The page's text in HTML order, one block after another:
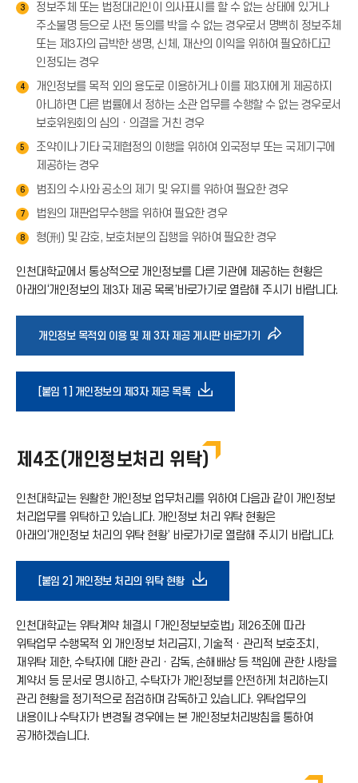
3
정보주체 또는 법정대리인이 의사표시를 할 수 없는 상태에 있거나
주소불명 등으로 사전 동의를 박을 수 없는 경우로서 명백히 정보주체
또는 제3자의 급박한 생명, 신체, 재산의 이익을 위하여 필요하다고
인정되는 경우
4
개인정보를 목적 외의 용도로 이용하거나 이를 제3자에게 제공하지
아니하면 다른 법률에서 정하는 소관 업무를 수행할 수 없는 경우로서
보호위원회의 심의ㆍ의결을 거친 경우
5
조약이나 기타 국제협정의 이행을 위하여 외국정부 또는 국제기구에
제공하는 경우
6 범죄의 수사와 공소의 제기 및 유지를 위하여 필요한 경우
7 법원의 재판업무수행을 위하여 필요한 경우
8 형(刑) 및 감호, 보호처분의 집행을 위하여 필요한 경우
인천대학교에서 통상적으로 개인정보를 다른 기관에 제공하는 현황은
아래의‘개인정보의 제3자 제공 목록’바로가기로 열람해 주시기 바랍니다.
개인정보 목적외 이용 및 제 3자 제공 게시판 바로가기 바
아
이
[붙임 1] 개인정보의 제3자 제공 목록다
로
드
콘
제4조(개인정보처리 위탁)
인천대학교는 원활한 개인정보 업무처리를 위하여 다음과 같이 개인정보
처리업무를 위탁하고 있습니다. 개인정보 처리 위탁 현황은
아래의‘개인정보 처리의 위탁 현황’ 바로가기로 열람해 주시기 바랍니다.
[붙임 2] 개인정보 처리의 위탁 현황다
운
로
드
인천대학교는 위탁계약 체결시 「개인정보보호법」 제26조에 따라
위탁업무 수행목적 외 개인정보 처리금지, 기술적ㆍ관리적 보호조치,
재위탁 제한, 수탁자에 대한 관리ㆍ감독, 손해배상 등 책임에 관한 사항을
계약서 등 문서로 명시하고, 수탁자가 개인정보를 안전하게 처리하는지
관리 현황을 정기적으로 점검하며 감독하고 있습니다. 위탁업무의
내용이나 수탁자가 변경될 경우에는 본 개인정보처리방침을 통하여
공개하겠습니다.